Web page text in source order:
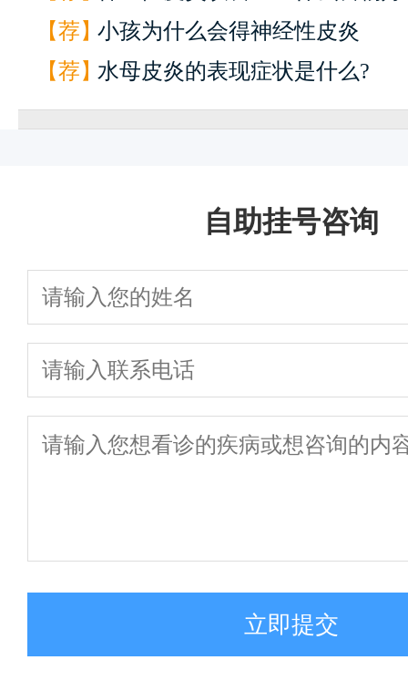
【荐】小孩为什么会得神经性皮炎
【荐】水母皮炎的表现症状是什么?
自助挂号咨询
立即提交
一键通话
快
预约挂号 患者服务
1
来院路线